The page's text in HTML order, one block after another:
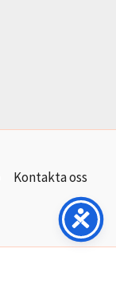
Kontakta oss